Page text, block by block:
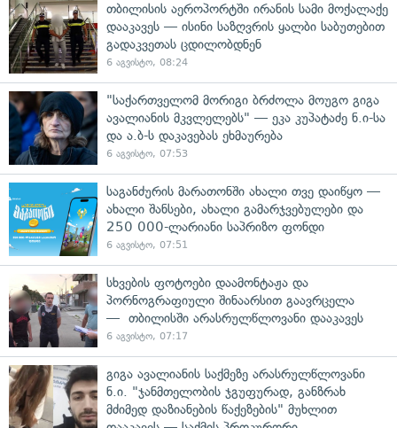
თბილისის აეროპორტში ირანის სამი მოქალაქე
დააკავეს — ისინი საზღვრის ყალბი საბუთებით
გადაკვეთას ცდილობდნენ
6 აგვისტო, 08:24
"საქართველომ მორიგი ბრძოლა მოუგო გიგა
ავალიანის მკვლელებს" — ეკა კუპატაძე ნ.ი-სა
და ა.ბ-ს დაკავებას ეხმაურება
6 აგვისტო, 07:53
საგანძურის მარათონში ახალი თვე დაიწყო —
ახალი შანსები, ახალი გამარჯვებულები და
250 000-ლარიანი საპრიზო ფონდი
6 აგვისტო, 07:51
სხვების ფოტოები დაამონტაჟა და
პორნოგრაფიული შინაარსით გაავრცელა
— თბილისში არასრულწლოვანი დააკავეს
6 აგვისტო, 07:17
გიგა ავალიანის საქმეზე არასრულწლოვანი
ნ.ი. "ჯანმთელობის ჯგუფურად, განზრახ
მძიმედ დაზიანების წაქეზების" მუხლით